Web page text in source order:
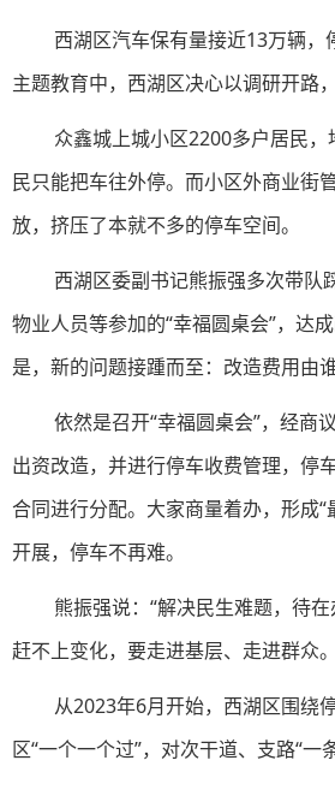
西湖区汽车保有量接近13万辆，
主题教育中，西湖区决心以调研开路
众鑫城上城小区2200多户居民
民只能把车往外停。而小区外商业街
放，挤压了本就不多的停车空间。
西湖区委副书记熊振强多次带队
物业人员等参加的“幸福圆桌会”，达
是，新的问题接踵而至：改造费用由
依然是召开“幸福圆桌会”，经商
出资改造，并进行停车收费管理，停
合同进行分配。大家商量着办，形成“
开展，停车不再难。
熊振强说：“解决民生难题，待
赶不上变化，要走进基层、走进群众
从2023年6月开始，西湖区围绕
区“一个一个过”，对次干道、支路“一